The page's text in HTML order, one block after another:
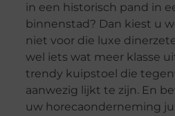
in een historisch pand in
binnenstad? Dan kiest u
niet voor die luxe
wel iets wat meer klasse
trendy kuipstoel die
aanwezig lijkt te zijn. En
uw horecaonderneming